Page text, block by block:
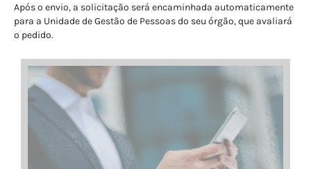
Após o envio, a solicitação será encaminhada automaticamente
para a Unidade de Gestão de Pessoas do seu órgão, que avaliará
o pedido.